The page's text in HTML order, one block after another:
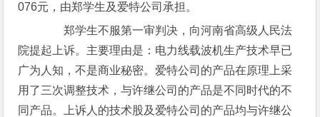
076元，由郑学生及爱特公司承担。
郑学生不服第一审判决，向河南省高级人民法
院提起上诉。主要理由是：电力线载波机生产技术早已
广为人知，不是商业秘密。爱特公司的产品在原理上采
用了三次调整技术，与许继公司的产品是不同时代的不
同产品。上诉人的技术股及爱特公司的产品均与许继公